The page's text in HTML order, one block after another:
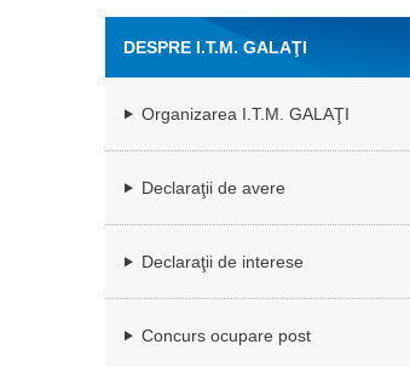
DESPRE I.T.M. GALAŢI
Organizarea I.T.M. GALAŢI
Declaraţii de avere
Declaraţii de interese
Concurs ocupare post